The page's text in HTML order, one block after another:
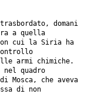
domani
a quella
cui la Siria ha
armi chimiche.
nel quadro
Mosca, che aveva
di non